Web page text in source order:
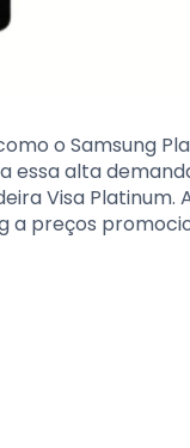
o Samsung
essa alta
Visa Platinum.
a preços